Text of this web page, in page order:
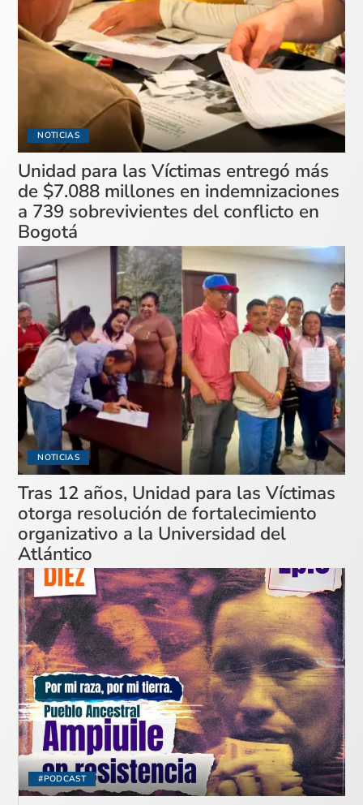
NOTICIAS
Unidad para las Víctimas entregó más
de $7.088 millones en indemnizaciones
a 739 sobrevivientes del conflicto en
Bogotá
NOTICIAS
Tras 12 años, Unidad para las Víctimas
otorga resolución de fortalecimiento
organizativo a la Universidad del
Atlántico
#PODCAST